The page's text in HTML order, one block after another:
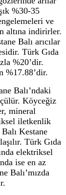
%30-35
ve
altına indirirler.
Balı arıcılar
Türk Gıda
%20’dir.
%17.88’dir.
Balı’ndaki
Köyceğiz
mineral
iletkenlik
Kestane
Türk Gıda
elektriksel
ise en az
Balı’mızda